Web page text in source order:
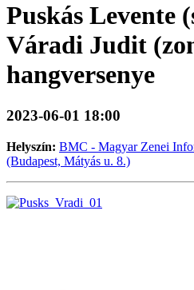
Puskás Levente
Váradi Judit
hangversenye
2023-06-01 18:00
Helyszín: BMC - Magyar Zenei
(Budapest, Mátyás u. 8.)